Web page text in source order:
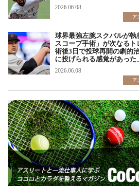
2026.06.08
ア
球界最強左腕スクバルが執
スコープ手術」が次なる
術後3日で投球再開の劇的
に投げられる感覚があった
2026.06.08
ア